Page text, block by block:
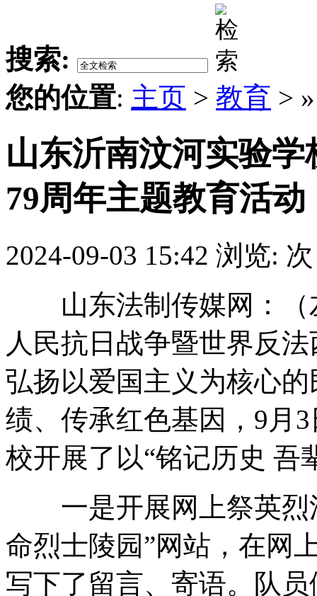
搜索:
您的位置: 主页 > 教育 >
山东沂南汶河实验
79周年主题教育活动
2024-09-03 15:42 浏览: 次
山东法制传媒网：（
人民抗日战争暨世界反
弘扬以爱国主义为核心
绩、传承红色基因，9月
校开展了以“铭记历史 吾
一是开展网上祭英烈
命烈士陵园”网站，在网
写下了留言、寄语。队